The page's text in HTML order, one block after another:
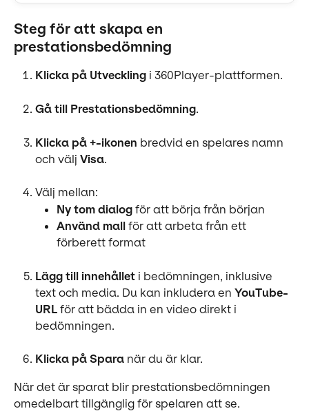
Steg för att skapa en
prestationsbedömning
Klicka på Utveckling i 360Player-plattformen.
Gå till Prestationsbedömning.
Klicka på +-ikonen bredvid en spelares namn
och välj Visa.
Välj mellan:
Ny tom dialog för att börja från början
Använd mall för att arbeta från ett
förberett format
Lägg till innehållet i bedömningen, inklusive
text och media. Du kan inkludera en YouTube-
URL för att bädda in en video direkt i
bedömningen.
Klicka på Spara när du är klar.
När det är sparat blir prestationsbedömningen
omedelbart tillgänglig för spelaren att se.